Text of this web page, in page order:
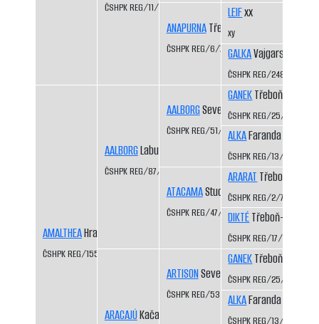
AMALTHEAHradecký lev CS
ČSHPK REG/155/86
ČSHPK REG/11/79
AALBORGLabutí řeka CS
ČSHPK REG/87/84
ARACAJÚKačabka CS
ANAPURNATřeboň-Kopeček CS
ČSHPK REG/6/77
AALBORGSeverní vítr CS
ČSHPK REG/51/83
ATACAMAStudená Javořice
ČSHPK REG/47/83
ARTISONSeverní vítr CS
ČSHPK REG/53/83
LEIFxx
xy
GALKAVajgarské vrchy
ČSHPK REG/2484/72
GANEKTřeboň-
ČSHPK REG/25/82
ALKAFaranda CS
ČSHPK REG/13/81
ARARAT Třeboň-
ČSHPK REG/2/77
DIKTÉTřeboň-
ČSHPK REG/17/81
GANEKTřeboň-
ČSHPK REG/25/82
ALKAFaranda CS
ČSHPK REG/13/81